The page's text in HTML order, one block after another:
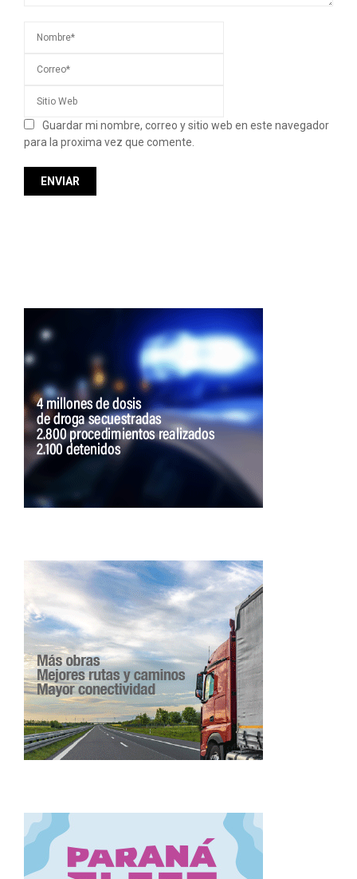
Guardar mi nombre, correo y sitio web en este navegador
para la proxima vez que comente.